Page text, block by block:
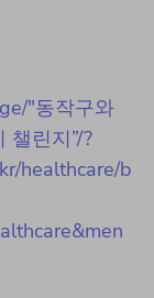
"동작구와
챌린지”/?
healthcare/b